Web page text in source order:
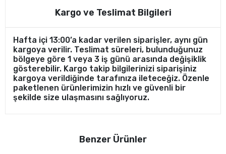
Kargo ve Teslimat Bilgileri
Hafta içi 13:00’a kadar verilen siparişler, aynı gün
kargoya verilir. Teslimat süreleri, bulunduğunuz
bölgeye göre 1 veya 3 iş günü arasında değişiklik
gösterebilir. Kargo takip bilgilerinizi siparişiniz
kargoya verildiğinde tarafınıza ileteceğiz. Özenle
paketlenen ürünlerimizin hızlı ve güvenli bir
şekilde size ulaşmasını sağlıyoruz.
Benzer Ürünler